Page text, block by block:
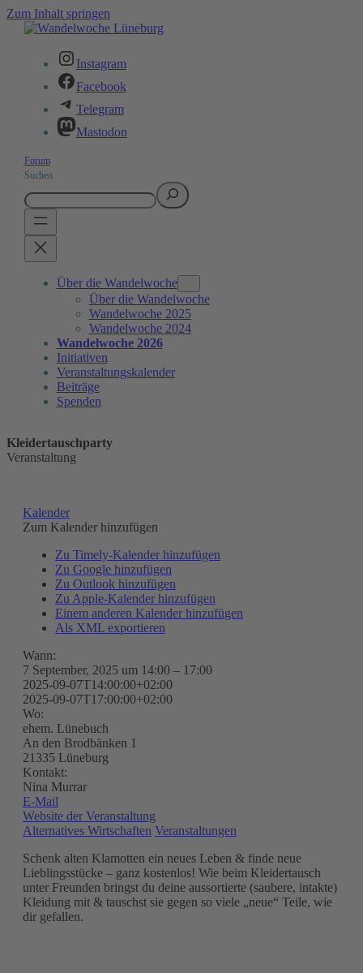
Zum Inhalt springen
Instagram
Facebook
Telegram
Mastodon
Forum
Suchen
Über die Wandelwoche
Über die Wandelwoche
Wandelwoche 2025
Wandelwoche 2024
Wandelwoche 2026
Initiativen
Veranstaltungskalender
Beiträge
Spenden
Kleidertauschparty
Veranstaltung
Kalender
Zum Kalender hinzufügen
Zu Timely-Kalender hinzufügen
Zu Google hinzufügen
Zu Outlook hinzufügen
Zu Apple-Kalender hinzufügen
Einem anderen Kalender hinzufügen
Als XML exportieren
Wann:
7 September, 2025 um 14:00 – 17:00
2025-09-07T14:00:00+02:00
2025-09-07T17:00:00+02:00
Wo:
ehem. Lünebuch
An den Brodbänken 1
21335 Lüneburg
Kontakt:
Nina Murrar
E-Mail
Website der Veranstaltung
Alternatives Wirtschaften Veranstaltungen
Schenk alten Klamotten ein neues Leben & finde neue
Lieblingsstücke – ganz kostenlos! Wie beim Kleidertausch
unter Freunden bringst du deine aussortierte (saubere, intakte)
Kleidung mit & tauschst sie gegen so viele „neue“ Teile, wie
dir gefallen.